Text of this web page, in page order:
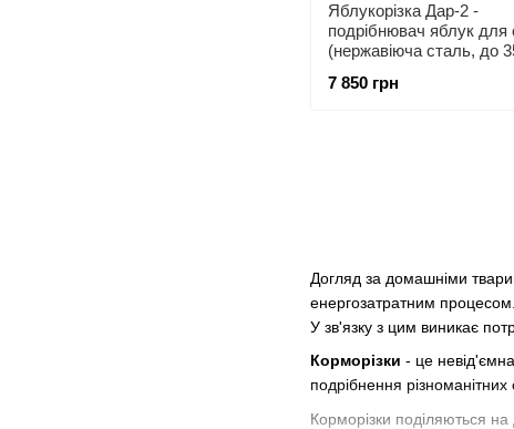
Догляд за домашніми
енергозатратним
У зв'язку з цим виникає
Корморізки - це
подрібнення
Корморізки поділяються на
Яблукорізка Дар-2 -
подрібнювач яблук для
(нержавіюча сталь, до
7 850 грн